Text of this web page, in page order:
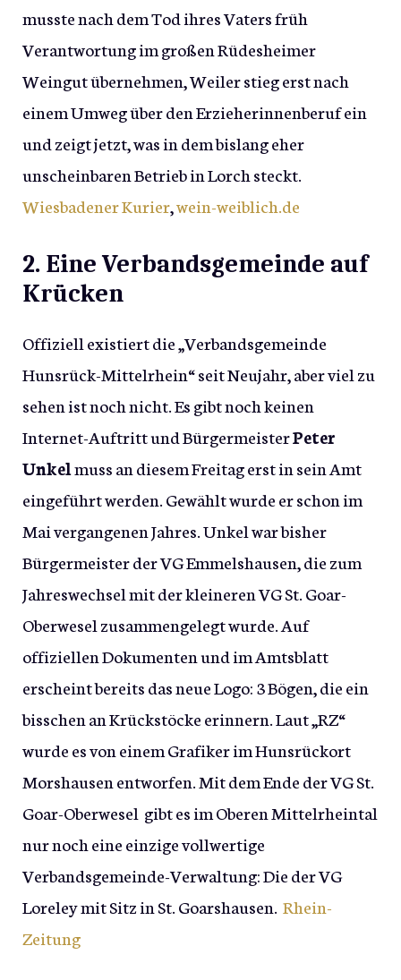
musste nach dem Tod ihres Vaters früh
Verantwortung im großen Rüdesheimer
Weingut übernehmen, Weiler stieg erst nach
einem Umweg über den Erzieherinnenberuf ein
und zeigt jetzt, was in dem bislang eher
unscheinbaren Betrieb in Lorch steckt.
Wiesbadener Kurier,wein-weiblich.de
2. Eine Verbandsgemeinde auf
Krücken
Offiziell existiert die „Verbandsgemeinde
Hunsrück-Mittelrhein“ seit Neujahr, aber viel zu
sehen ist noch nicht. Es gibt noch keinen
Internet-Auftritt und BürgermeisterPeter
Unkelmuss an diesem Freitag erst in sein Amt
eingeführt werden. Gewählt wurde er schon im
Mai vergangenen Jahres. Unkel war bisher
Bürgermeister der VG Emmelshausen, die zum
Jahreswechsel mit der kleineren VG St. Goar-
Oberwesel zusammengelegt wurde. Auf
offiziellen Dokumenten und im Amtsblatt
erscheint bereits das neue Logo: 3 Bögen, die ein
bisschen an Krückstöcke erinnern. Laut „RZ“
wurde es von einem Grafiker im Hunsrückort
Morshausen entworfen. Mit dem Ende der VG St.
Goar-Oberwesel gibt es im Oberen Mittelrheintal
nur noch eine einzige vollwertige
Verbandsgemeinde-Verwaltung: Die der VG
Loreley mit Sitz in St. Goarshausen. Rhein-
Zeitung